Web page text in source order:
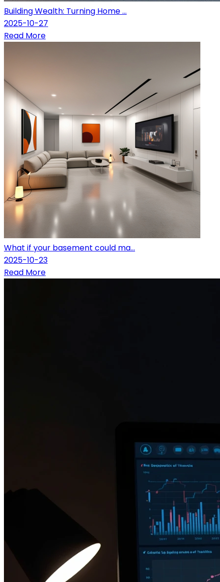
Building Wealth: Turning Home ...
2025-10-27
Read More
What if your basement could ma...
2025-10-23
Read More